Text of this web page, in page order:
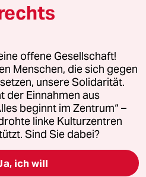
GmbH
Fragen oder für Genehmigungen
Kommune-Richtlinien
Impressum AGB
widerrufen (Ads)
offene Gesellschaft!
Menschen, die sich gegen
unsere Solidarität.
der Einnahmen aus
beginnt im Zentrum“ –
linke Kulturzentren
Sind Sie dabei?
ich will